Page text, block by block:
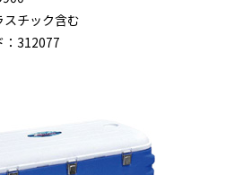
チック含む
：312077